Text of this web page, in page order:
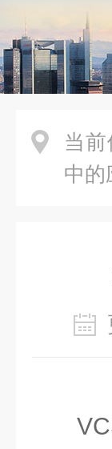
当前
中的